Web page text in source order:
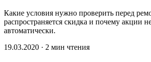
Какие условия нужно проверить перед
распространяется скидка и почему акции
автоматически.
19.03.2020 · 2 мин чтения